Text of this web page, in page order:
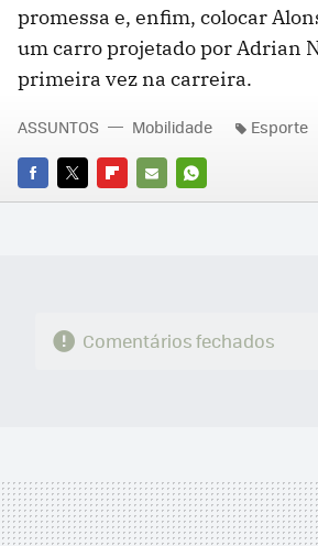
promessa e, enfim, colocar
um carro projetado por Adrian
primeira vez na carreira.
FACEBOOK
TWITTERFLIPBOARD
E-
WHATSAPP
ASSUNTOS Mobilidade Esporte
Comentários fechados